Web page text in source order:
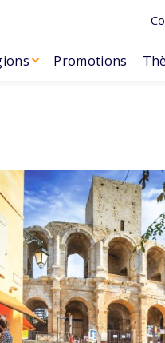
Promotions